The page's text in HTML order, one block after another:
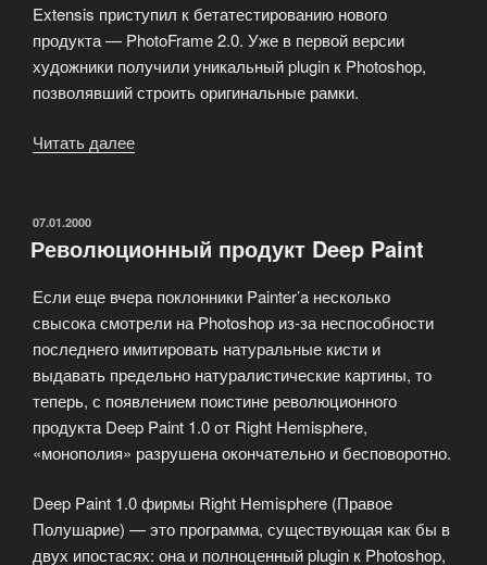
2»
Extensis приступил к бетатестированию нового
продукта — PhotoFrame 2.0. Уже в первой версии
художники получили уникальный plugin к Photoshop,
позволявший строить оригинальные рамки.
Читать далее
PhotoFrame»
ОПУБЛИКОВАНО
07.01.2000
Революционный продукт Deep Paint
Если еще вчера поклонники Painter’a несколько
свысока смотрели на Photoshop из-за неспособности
последнего имитировать натуральные кисти и
выдавать предельно натуралистические картины, то
теперь, с появлением поистине революционного
продукта Deep Paint 1.0 от Right Hemisphere,
«монополия» разрушена окончательно и бесповоротно.
Deep Paint 1.0 фирмы Right Hemisphere (Правое
Полушарие) — это программа, существующая как бы в
двух ипостасях: она и полноценный plugin к Photoshop,